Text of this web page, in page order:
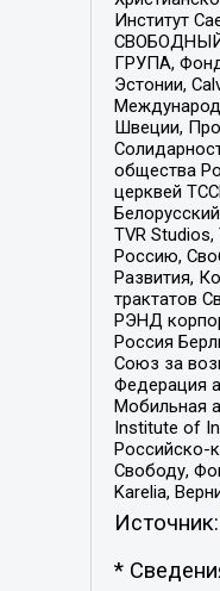
Институт
СВОБОДНЫЙ
ГРУПА,
Эстонии,
Швеции,
общества
церквей
TVR
Россию,
Развития,
трактатов
РЭНД
Россия
Союз за
Федерация
Мобильная
Institute of
Российско-
Свободу,
Karelia,
Источник:
*